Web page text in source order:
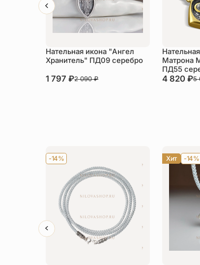
Нательная икона "Ангел
Хранитель" ПД09 серебро
1 797₽2 090₽
Матрона
ПД55
4 820 ₽5
-14% Хит -14%